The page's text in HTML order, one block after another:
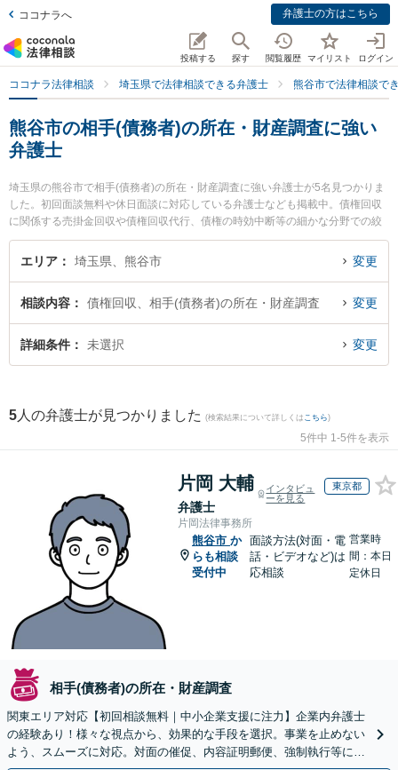
ココナラへ 弁護士の方はこちら
投稿する 探す 閲覧履歴 マイリスト ログイン
ココナラ法律相談 埼玉県で法律相談できる弁護士 熊谷市で法律相談で
熊谷市の相手(債務者)の所在・財産調査に強い
弁護士
埼玉県の熊谷市で相手(債務者)の所在・財産調査に強い弁護士が5名見つかりま
した。初回面談無料や休日面談に対応している弁護士なども掲載中。債権回収
に関係する売掛金回収や債権回収代行、債権の時効中断等の細かな分野での絞
り込み検索もでき便利です。特にまるやま法律事務所の丸山 博久弁護士や栗木
法律事務所の栗木 祥子弁護士、大地法律事務所の吉野 大地弁護士のプロフィー
い』『相手(債務者)の所在・財産調査のトラブル解決の実績豊富な近くの弁護士
を検索したい』『初回相談無料で相手(債務者)の所在・財産調査を法律相談でき
る熊谷市内の弁護士に相談予約したい』などでお困りの相談者さんにおすすめ
エリア 埼玉県、熊谷市 変更
相談内容 債権回収、相手(債務者)の所在・財産調査 変更
詳細条件 未選択 変更
5 人の弁護士が見つかりました (検索結果について詳しくは こちら)
5件中 1-5件を表示
片岡 大輔
弁護士
インタビュ
ーを見る
東京都
片岡法律事務所
熊谷市 か
らも相談
受付中
面談方法(対面・電
話・ビデオなど)は
応相談
営業時
間：本日
定休日
相手(債務者)の所在・財産調査
関東エリア対応【初回相談無料｜中小企業支援に注力】企業内弁護士
の経験あり！様々な視点から、効果的な手段を選択。事業を止めない
よう、スムーズに対応。対面の催促、内容証明郵便、強制執行等に精